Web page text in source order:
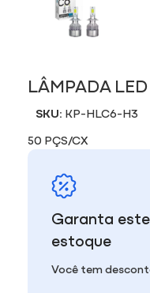
LÂMPADA
SKU: KP-HLC6-H3
50 PÇS/CX
Garanta
estoque
Você tem